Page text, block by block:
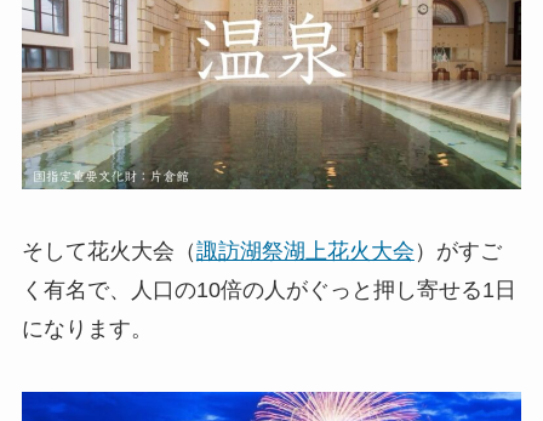
そして花火大会（諏訪湖祭湖上花火大会 ）がすご
く有名で、人口の10倍の人がぐっと押し寄せる1日
になります。